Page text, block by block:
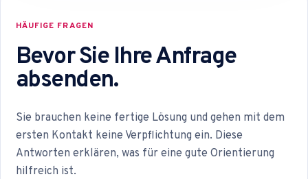
HÄUFIGE FRAGEN
Bevor Sie Ihre Anfrage
absenden.
Sie brauchen keine fertige Lösung und gehen mit dem
ersten Kontakt keine Verpflichtung ein. Diese
Antworten erklären, was für eine gute Orientierung
hilfreich ist.